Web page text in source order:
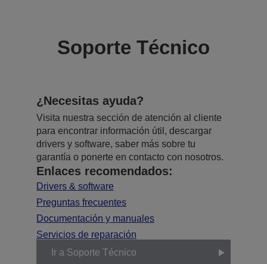
Soporte Técnico
¿Necesitas ayuda?
Visita nuestra sección de atención al cliente
para encontrar información útil, descargar
drivers y software, saber más sobre tu
garantía o ponerte en contacto con nosotros.
Enlaces recomendados:
Drivers & software
Preguntas frecuentes
Documentación y manuales
Servicios de reparación
Ir a Soporte Técnico